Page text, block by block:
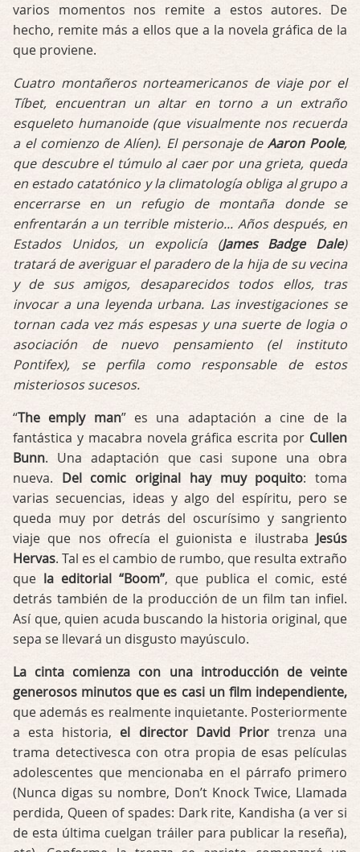
varios momentos nos remite a estos autores. De
hecho, remite más a ellos que a la novela gráfica de la
que proviene.
Cuatro montañeros norteamericanos de viaje por el
Tíbet, encuentran un altar en torno a un extraño
esqueleto humanoide (que visualmente nos recuerda
a el comienzo de Alíen). El personaje de Aaron Poole,
que descubre el túmulo al caer por una grieta, queda
en estado catatónico y la climatología obliga al grupo a
encerrarse en un refugio de montaña donde se
enfrentarán a un terrible misterio... Años después, en
Estados Unidos, un expolicía (James Badge Dale)
tratará de averiguar el paradero de la hija de su vecina
y de sus amigos, desaparecidos todos ellos, tras
invocar a una leyenda urbana. Las investigaciones se
tornan cada vez más espesas y una suerte de logia o
asociación de nuevo pensamiento (el instituto
Pontifex), se perfila como responsable de estos
misteriosos sucesos.
“The emply man” es una adaptación a cine de la
fantástica y macabra novela gráfica escrita por Cullen
Bunn. Una adaptación que casi supone una obra
nueva. Del comic original hay muy poquito: toma
varias secuencias, ideas y algo del espíritu, pero se
queda muy por detrás del oscurísimo y sangriento
viaje que nos ofrecía el guionista e ilustraba Jesús
Hervas. Tal es el cambio de rumbo, que resulta extraño
que la editorial “Boom”, que publica el comic, esté
detrás también de la producción de un film tan infiel.
Así que, quien acuda buscando la historia original, que
sepa se llevará un disgusto mayúsculo.
La cinta comienza con una introducción de veinte
generosos minutos que es casi un film independiente,
que además es realmente inquietante. Posteriormente
a esta historia, el director David Priortrenza una
trama detectivesca con otra propia de esas películas
adolescentes que mencionaba en el párrafo primero
(Nunca digas su nombre, Don’t Knock Twice, Llamada
perdida, Queen of spades: Dark rite, Kandisha (a ver si
de esta última cuelgan tráiler para publicar la reseña),